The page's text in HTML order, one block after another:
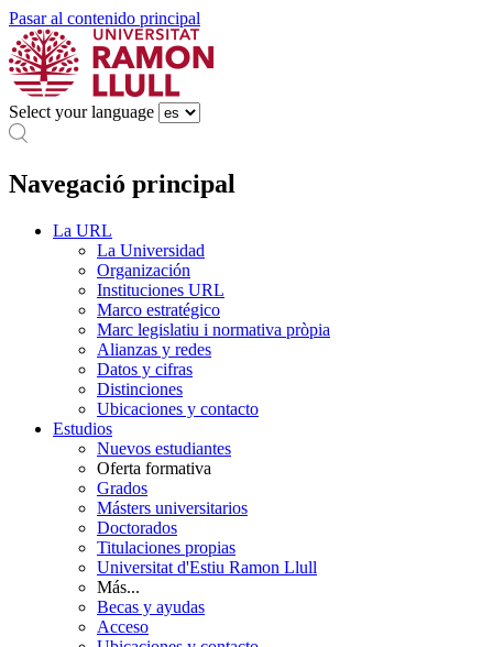
Pasar al contenido principal
Select your language
Navegació principal
La URL
La Universidad
Organización
Instituciones URL
Marco estratégico
Marc legislatiu i normativa pròpia
Alianzas y redes
Datos y cifras
Distinciones
Ubicaciones y contacto
Estudios
Nuevos estudiantes
Oferta formativa
Grados
Másters universitarios
Doctorados
Titulaciones propias
Universitat d'Estiu Ramon Llull
Más...
Becas y ayudas
Acceso